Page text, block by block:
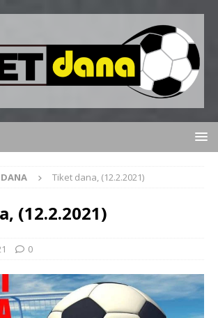
Tiket dana, (12.2.2021)
(12.2.2021)
0